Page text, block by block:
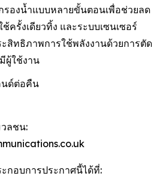
รองน้ำแบบหลายขั้นตอนเพื่อช่วยลด
ครั้งเดียวทิ้ง และระบบเซนเซอร์
สิทธิภาพการใช้พลังงานด้วยการตัด
ผู้ใช้งาน
นด์ต่อคืน
ลชน:
กอบการประกาศนี้ได้ที่: